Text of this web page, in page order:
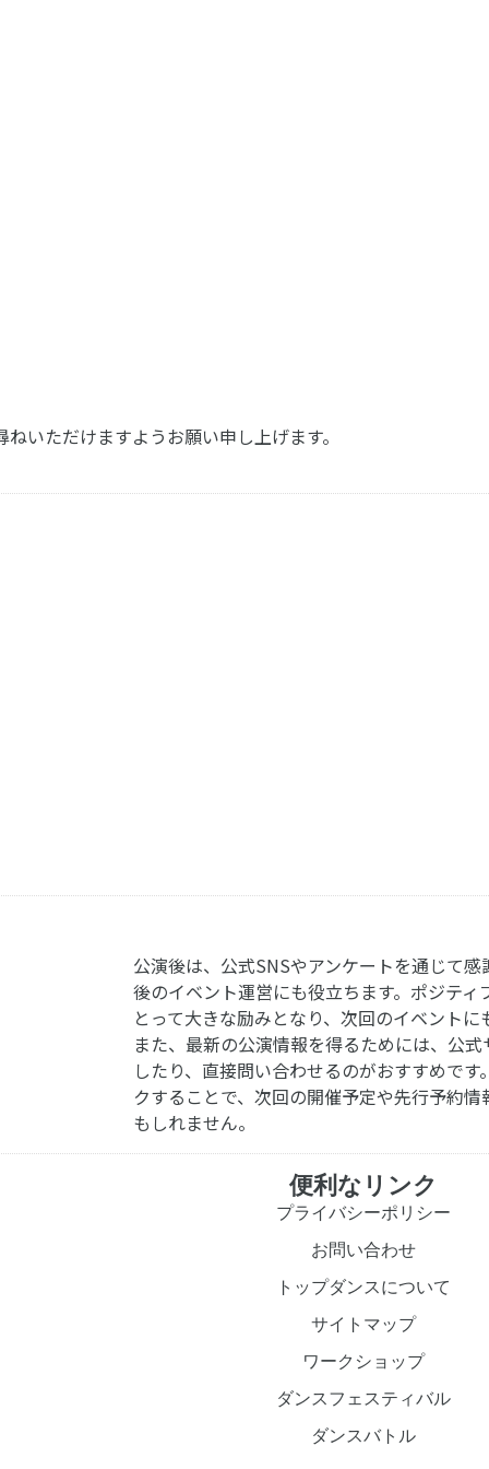
いただけますようお願い申し上げます。
公演後は、公式SNSやアンケートを通じて
後のイベント運営にも役立ちます。ポジテ
とって大きな励みとなり、次回のイベント
また、最新の公演情報を得るためには、公
したり、直接問い合わせるのがおすすめで
クすることで、次回の開催予定や先行予約
もしれません。
便利なリンク
プライバシーポリシー
お問い合わせ
トップダンスについて
サイトマップ
ワークショップ
ダンスフェスティバル
ダンスバトル